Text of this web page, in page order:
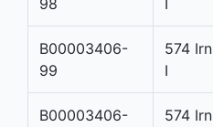
98
B00003406-
99
574 Irn
I
B00003406-
574 Irn